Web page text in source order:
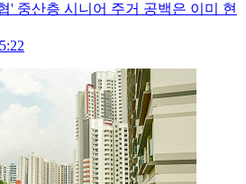
' 중산층 시니어 주거 공백은 이미 현